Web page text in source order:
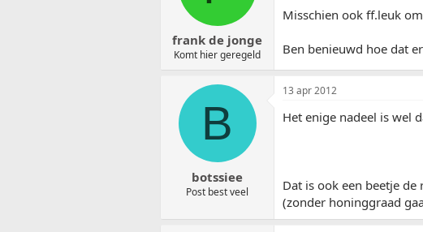
frank de jonge
Komt hier geregeld
Misschien ook ff.leuk
Ben benieuwd hoe dat
B
botssiee
Post best veel
13 apr 2012
Het enige nadeel is wel
Dat is ook een beetje
(zonder honinggraad